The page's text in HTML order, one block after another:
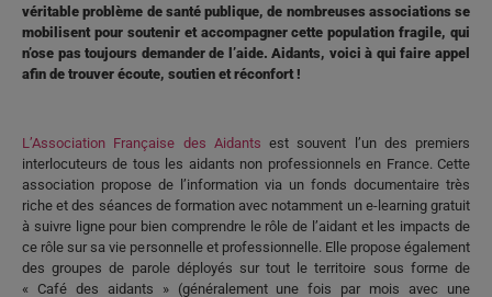
véritable problème de santé publique, de nombreuses associations se
mobilisent pour soutenir et accompagner cette population fragile, qui
n’ose pas toujours demander de l’aide.Aidants, voici à qui faire appel
afin de trouver écoute, soutien et réconfort !
L’Association Française des Aidants est souvent l’un des premiers
interlocuteurs de tous les aidants non professionnels en France. Cette
association propose de l’information via un fonds documentaire très
riche et des séances de formation avec notamment un e-learning gratuit
à suivre ligne pour bien comprendre le rôle de l’aidant et les impacts de
ce rôle sur sa vie personnelle et professionnelle. Elle propose également
des groupes de parole déployés sur tout le territoire sous forme de
« Café des aidants » (généralement une fois par mois avec une